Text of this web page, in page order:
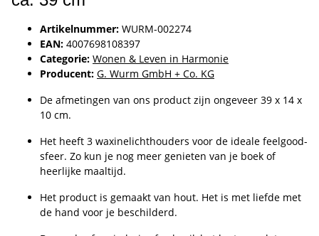
Artikelnummer: WURM-002274
EAN: 4007698108397
Categorie: Wonen & Leven in Harmonie
Producent: G. Wurm GmbH + Co. KG
De afmetingen van ons product zijn ongeveer 39 x 14 x
10 cm.
Het heeft 3 waxinelichthouders voor de ideale feelgood-
sfeer. Zo kun je nog meer genieten van je boek of
heerlijke maaltijd.
Het product is gemaakt van hout. Het is met liefde met
de hand voor je beschilderd.